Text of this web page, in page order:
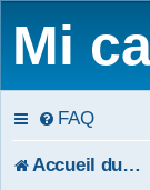
Mi
FAQ
Accueil du forum